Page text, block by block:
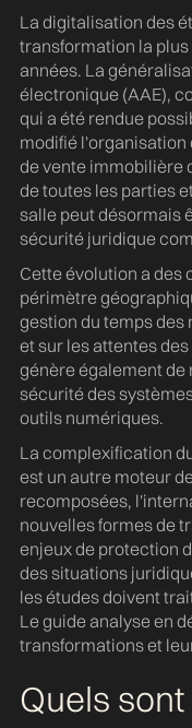
La digitalisation des
transformation la
années. La
électronique (AAE),
qui a été rendue
modifié l'organisation
de vente immobilière
de toutes les parties
salle peut désormais
sécurité juridique
Cette évolution a des
périmètre
gestion du temps
et sur les attentes
génère également de
sécurité des
outils numériques.
La complexification
est un autre moteur
recomposées,
nouvelles formes de
enjeux de protection
des situations
les études doivent
Le guide analyse en
transformations et
Quels